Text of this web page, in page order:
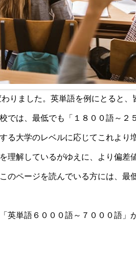
りました。英単語を例にとると、
では、最低でも「１８００語～２
る大学のレベルに応じてこれより
理解しているがゆえに、より偏差
のページを読んでいる方には、最
英単語６０００語～７０００語」